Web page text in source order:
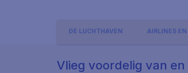
DE LUCHTHAVEN AIRLINES
Vlieg voordelig van